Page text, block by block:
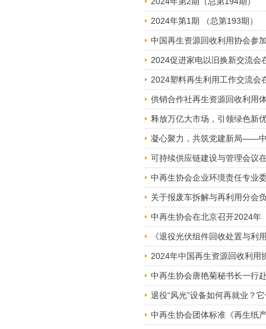
2024年第1期 （总第193期）
中国再生资源回收利用协会参
2024促进家电以旧换新交流会
2024塑料再生利用工作交流会
供销合作社再生资源回收利用
释放万亿大市场，引领绿色新
凝心聚力，共筑党建新局——
可持续供应链建设与管理会议
中再生协会企业环境责任专业
关于报废车拆解与再利用分会
中再生协会在北京召开2024年
《退役光伏组件回收处置与利
2024年中国再生资源回收利用
中再生协会唐艳菊秘书长一行
退役“风光”设备如何再就业？
中再生协会团体标准《再生纸